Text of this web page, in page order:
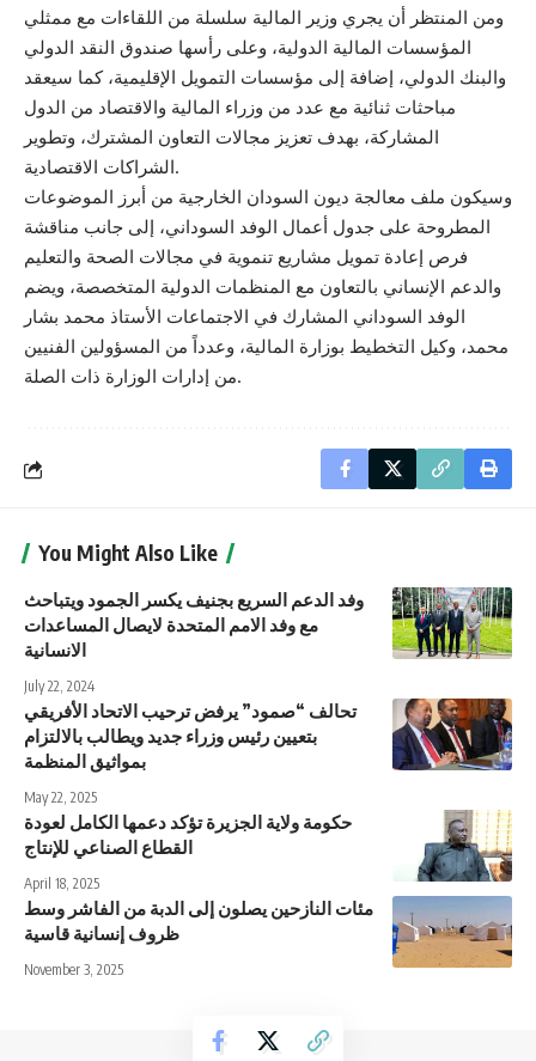
ومن المنتظر أن يجري وزير المالية سلسلة من اللقاءات مع ممثلي
المؤسسات المالية الدولية، وعلى رأسها صندوق النقد الدولي
والبنك الدولي، إضافة إلى مؤسسات التمويل الإقليمية، كما سيعقد
مباحثات ثنائية مع عدد من وزراء المالية والاقتصاد من الدول
المشاركة، بهدف تعزيز مجالات التعاون المشترك، وتطوير
الشراكات الاقتصادية.
وسيكون ملف معالجة ديون السودان الخارجية من أبرز الموضوعات
المطروحة على جدول أعمال الوفد السوداني، إلى جانب مناقشة
فرص إعادة تمويل مشاريع تنموية في مجالات الصحة والتعليم
والدعم الإنساني بالتعاون مع المنظمات الدولية المتخصصة، ويضم
الوفد السوداني المشارك في الاجتماعات الأستاذ محمد بشار
محمد، وكيل التخطيط بوزارة المالية، وعدداً من المسؤولين الفنيين
من إدارات الوزارة ذات الصلة.
You Might Also Like
وفد الدعم السريع بجنيف يكسر الجمود ويتباحث
مع وفد الامم المتحدة لايصال المساعدات
الانسانية
July 22, 2024
تحالف “صمود” يرفض ترحيب الاتحاد الأفريقي
بتعيين رئيس وزراء جديد ويطالب بالالتزام
بمواثيق المنظمة
May 22, 2025
حكومة ولاية الجزيرة تؤكد دعمها الكامل لعودة
القطاع الصناعي للإنتاج
April 18, 2025
مئات النازحين يصلون إلى الدبة من الفاشر وسط
ظروف إنسانية قاسية
November 3, 2025